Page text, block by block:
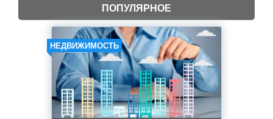
ПОПУЛЯРНОЕ
НЕДВИЖИМОСТЬ